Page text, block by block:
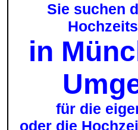
Sie suchen
in
für die
oder die